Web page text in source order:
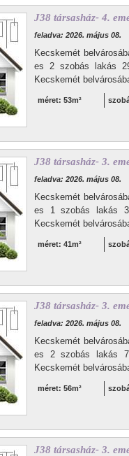
J38 társasház- 4.
feladva: 2026. május 08.
Kecskemét
es 2 szobás lakás
Kecskemét
méret: 53m²
J38 társasház- 3.
feladva: 2026. május 08.
Kecskemét
es 1 szobás lakás
Kecskemét
méret: 41m²
J38 társasház- 3.
feladva: 2026. május 08.
Kecskemét
es 2 szobás lakás
Kecskemét
méret: 56m²
J38 társasház- 3.